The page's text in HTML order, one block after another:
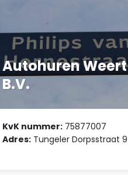
Autohuren Weert
B.V.
KvK nummer: 75877007
Adres: Tungeler Dorpsstraat 9